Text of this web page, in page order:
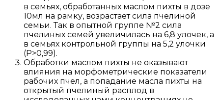
в семьях, обработанных маслом пихты в дозе
10мл на рамку, возрастает сила пчелиной
семьи. Так в опытной группе №2 сила
пчелиных семей увеличилась на 6,8 улочек, а
в семьях контрольной группы на 5,2 улочки
(P>0,99).
Обработки маслом пихты не оказывают
влияния на морфометрические показатели
рабочих пчел, а попадание масла пихты на
открытый пчелиный расплод в